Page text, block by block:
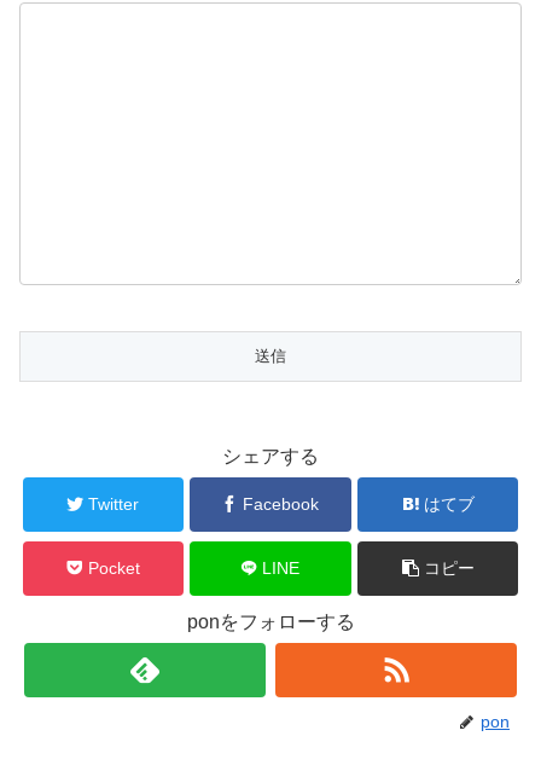
シェアする
Twitter Facebook はてブ
Pocket LINE コピー
ponをフォローする
pon